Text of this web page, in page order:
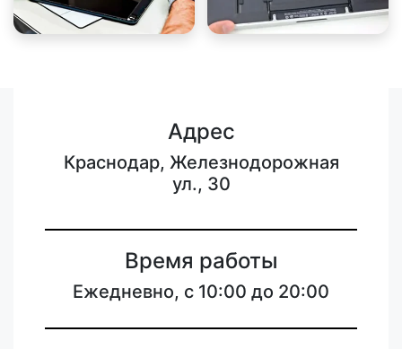
Адрес
Краснодар, Железнодорожная
ул., 30
Время работы
Ежедневно, с 10:00 до 20:00